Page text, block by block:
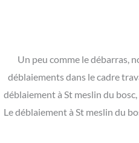
Un peu comme le débarras,
déblaiements dans le cadre
déblaiement à St meslin du
Le déblaiement à St meslin du